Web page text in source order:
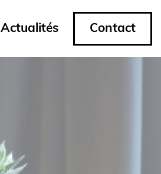
Actualités Contact